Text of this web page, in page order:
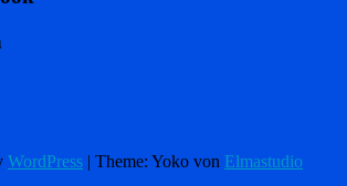
WordPress | Theme: Yoko von Elmastudio